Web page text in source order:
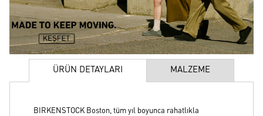
ÜRÜN DETAYLARI MALZEME
BIRKENSTOCK Boston, tüm yıl boyunca rahatlıkla